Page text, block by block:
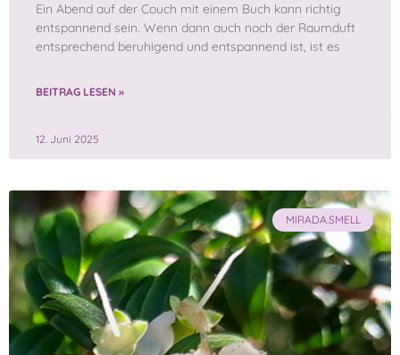
Ein Abend auf der Couch mit einem Buch kann richtig
entspannend sein. Wenn dann auch noch der Raumduft
entsprechend beruhigend und entspannend ist, ist es
BEITRAG LESEN »
12. Juni 2025
MIRADA.SMELL